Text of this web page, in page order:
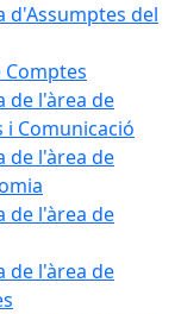
d'Assumptes del
Comptes
de l'àrea de
i Comunicació
de l'àrea de
de l'àrea de
de l'àrea de